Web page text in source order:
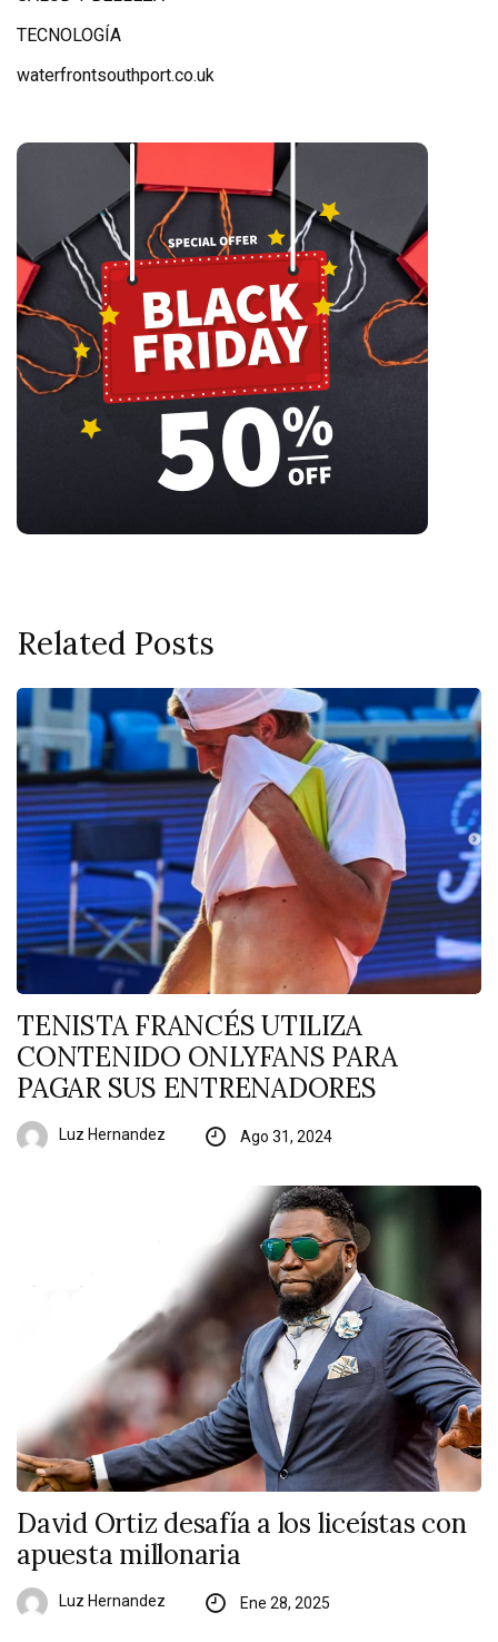
TECNOLOGÍA
waterfrontsouthport.co.uk
Related Posts
TENISTA FRANCÉS UTILIZA
CONTENIDO ONLYFANS PARA
PAGAR SUS ENTRENADORES
Luz Hernandez Ago 31, 2024
David Ortiz desafía a los liceístas con
apuesta millonaria
Luz Hernandez Ene 28, 2025